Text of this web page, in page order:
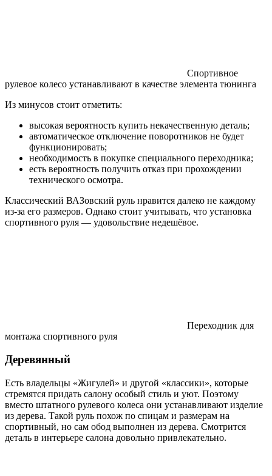
Спортивное
рулевое колесо устанавливают в качестве элемента тюнинга
Из минусов стоит отметить:
высокая вероятность купить некачественную деталь;
автоматическое отключение поворотников не будет
функционировать;
необходимость в покупке специального переходника;
есть вероятность получить отказ при прохождении
технического осмотра.
Классический ВАЗовский руль нравится далеко не каждому
из-за его размеров. Однако стоит учитывать, что установка
спортивного руля — удовольствие недешёвое.
Переходник для
монтажа спортивного руля
Деревянный
Есть владельцы «Жигулей» и другой «классики», которые
стремятся придать салону особый стиль и уют. Поэтому
вместо штатного рулевого колеса они устанавливают изделие
из дерева. Такой руль похож по спицам и размерам на
спортивный, но сам обод выполнен из дерева. Смотрится
деталь в интерьере салона довольно привлекательно.